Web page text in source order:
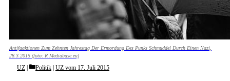
Antifaaktionen Zum Zehnten Jahrestag Der Ermordung Des Punks Schmuddel Durch Einen Nazi,
28.3.2015 (foto: R Mediabase.eu)
UZ Categories
Politik | UZ vom 17. Juli 2015